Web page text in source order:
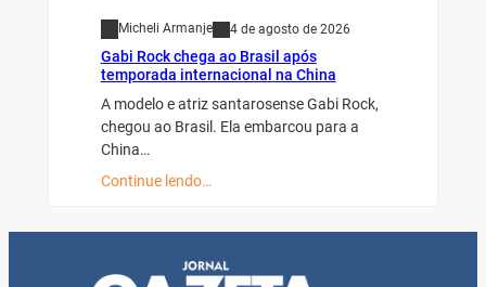
Micheli Armanje 4 de agosto de 2026
Gabi Rock chega ao Brasil após
temporada internacional na China
A modelo e atriz santarosense Gabi Rock,
chegou ao Brasil. Ela embarcou para a
China…
Continue lendo…